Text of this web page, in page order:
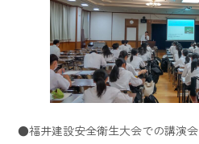
●福井建設安全衛生大会での講演会